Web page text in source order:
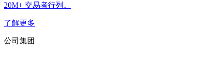
20M+ 交易者行列。
了解更多
公司集团